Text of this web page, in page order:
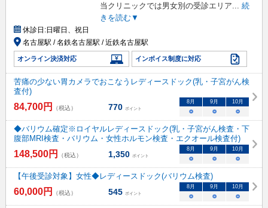
当クリニックでは男女別の受診エリア
続
きを読む▼
休診日:日曜日、祝日
名古屋駅 / 名鉄名古屋駅 / 近鉄名古屋駅
オンライン決済対応 インボイス制度に対応
苦痛の少ない胃カメラでおこなうレディースドック(乳・子宮がん検
査付)
84,700円 （税込） 770 ポイント
8 月 9 月 10月
○ ○ ○
◆バリウム確定※ロイヤルレディースドック(乳・子宮がん検査・下
腹部MRI検査・バリウム・女性ホルモン検査・エクオール検査付)
148,500円 （税込） 1,350 ポイント
8 月 9 月 10月
○ ○ ○
【午後受診対象】女性◆レディースドック(バリウム検査)
60,000円 （税込） 545 ポイント
8 月 9 月 10月
○ ○ ○